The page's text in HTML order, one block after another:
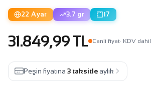
22 Ayar 3.7 gr 17
31.849,99 TL Canli fiyat· KDV dahil
Peşin fiyatına 3 taksitle aylık